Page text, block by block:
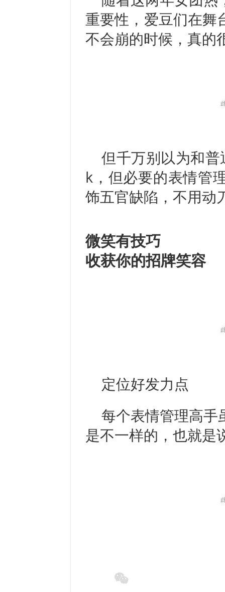
重要性，爱豆们在舞
不会崩的时候，真的
但千万别以为和
k，但必要的表情管
饰五官缺陷，不用动
微笑有技巧
收获你的招牌笑容
定位好发力点
每个表情管理高手
是不一样的，也就是